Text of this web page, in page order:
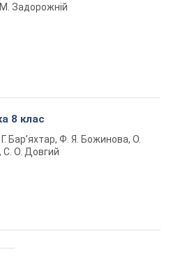
Задорожній
8 клас
Г. Бар’яхтар, Ф. Я. Божинова, О.
С. О. Довгий